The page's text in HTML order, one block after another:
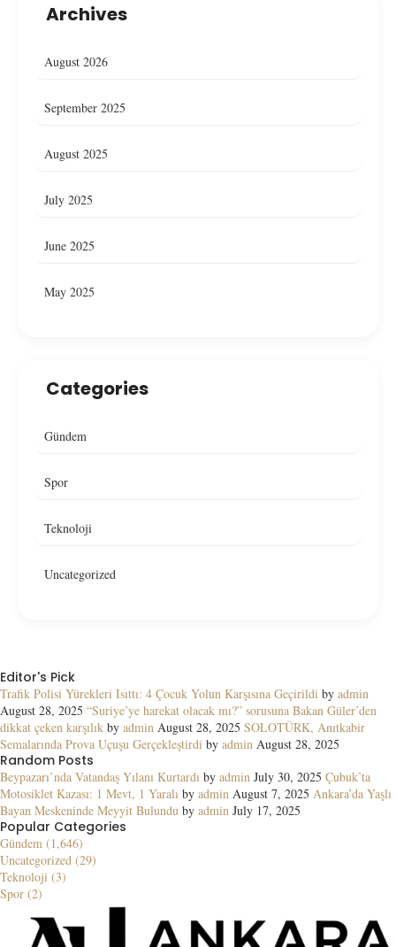
Archives
August 2026
September 2025
August 2025
July 2025
June 2025
May 2025
Categories
Gündem
Spor
Teknoloji
Uncategorized
Editor's Pick
Trafik Polisi Yürekleri Isıttı: 4 Çocuk Yolun Karşısına Geçirildi by admin
August 28, 2025 “Suriye’ye harekat olacak mı?” sorusuna Bakan Güler’den
dikkat çeken karşılık by admin August 28, 2025 SOLOTÜRK, Anıtkabir
Semalarında Prova Uçuşu Gerçekleştirdi by admin August 28, 2025
Random Posts
Beypazarı’nda Vatandaş Yılanı Kurtardı by admin July 30, 2025 Çubuk’ta
Motosiklet Kazası: 1 Mevt, 1 Yaralı by admin August 7, 2025 Ankara’da Yaşlı
Bayan Meskeninde Meyyit Bulundu by admin July 17, 2025
Popular Categories
Gündem (1,646)
Uncategorized (29)
Teknoloji (3)
Spor (2)